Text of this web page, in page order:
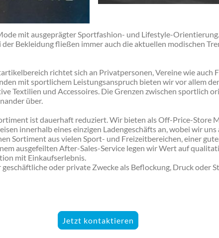
mit ausgeprägter Sportfashion- und Lifestyle-
Bekleidung fließen immer auch die aktuellen modischen
richtet sich an Privatpersonen, Vereine wie auch
mit sportlichem Leistungsanspruch bieten wir vor allem
Textilien und Accessoires. Die Grenzen zwischen sportlich
über.
ist dauerhaft reduziert. Wir bieten als Off-Price-Store
innerhalb eines einzigen Ladengeschäfts an, wobei wir
Sortiment aus vielen Sport- und Freizeitbereichen, einer
ausgefeilten After-Sales-Service legen wir Wert auf
mit Einkaufserlebnis.
oder private Zwecke als Beflockung, Druck oder
Jetzt kontaktieren